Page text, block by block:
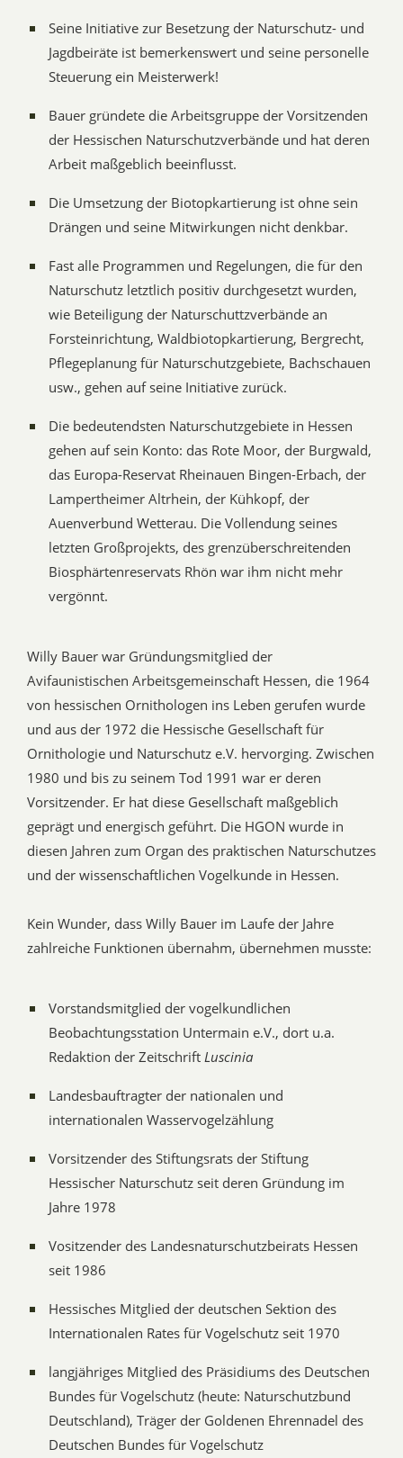
Seine Initiative zur Besetzung der Naturschutz- und
Jagdbeiräte ist bemerkenswert und seine personelle
Steuerung ein Meisterwerk!
Bauer gründete die Arbeitsgruppe der Vorsitzenden
der Hessischen Naturschutzverbände und hat deren
Arbeit maßgeblich beeinflusst.
Die Umsetzung der Biotopkartierung ist ohne sein
Drängen und seine Mitwirkungen nicht denkbar.
Fast alle Programmen und Regelungen, die für den
Naturschutz letztlich positiv durchgesetzt wurden,
wie Beteiligung der Naturschuttzverbände an
Forsteinrichtung, Waldbiotopkartierung, Bergrecht,
Pflegeplanung für Naturschutzgebiete, Bachschauen
usw., gehen auf seine Initiative zurück.
Die bedeutendsten Naturschutzgebiete in Hessen
gehen auf sein Konto: das Rote Moor, der Burgwald,
das Europa-Reservat Rheinauen Bingen-Erbach, der
Lampertheimer Altrhein, der Kühkopf, der
Auenverbund Wetterau. Die Vollendung seines
letzten Großprojekts, des grenzüberschreitenden
Biosphärtenreservats Rhön war ihm nicht mehr
vergönnt.
Willy Bauer war Gründungsmitglied der
Avifaunistischen Arbeitsgemeinschaft Hessen, die 1964
von hessischen Ornithologen ins Leben gerufen wurde
und aus der 1972 die Hessische Gesellschaft für
Ornithologie und Naturschutz e.V. hervorging. Zwischen
1980 und bis zu seinem Tod 1991 war er deren
Vorsitzender. Er hat diese Gesellschaft maßgeblich
geprägt und energisch geführt. Die HGON wurde in
diesen Jahren zum Organ des praktischen Naturschutzes
und der wissenschaftlichen Vogelkunde in Hessen.
Kein Wunder, dass Willy Bauer im Laufe der Jahre
zahlreiche Funktionen übernahm, übernehmen musste:
Vorstandsmitglied der vogelkundlichen
Beobachtungsstation Untermain e.V., dort u.a.
Redaktion der Zeitschrift Luscinia
Landesbauftragter der nationalen und
internationalen Wasservogelzählung
Vorsitzender des Stiftungsrats der Stiftung
Hessischer Naturschutz seit deren Gründung im
Jahre 1978
Vositzender des Landesnaturschutzbeirats Hessen
seit 1986
Hessisches Mitglied der deutschen Sektion des
Internationalen Rates für Vogelschutz seit 1970
langjähriges Mitglied des Präsidiums des Deutschen
Bundes für Vogelschutz (heute: Naturschutzbund
Deutschland), Träger der Goldenen Ehrennadel des
Deutschen Bundes für Vogelschutz